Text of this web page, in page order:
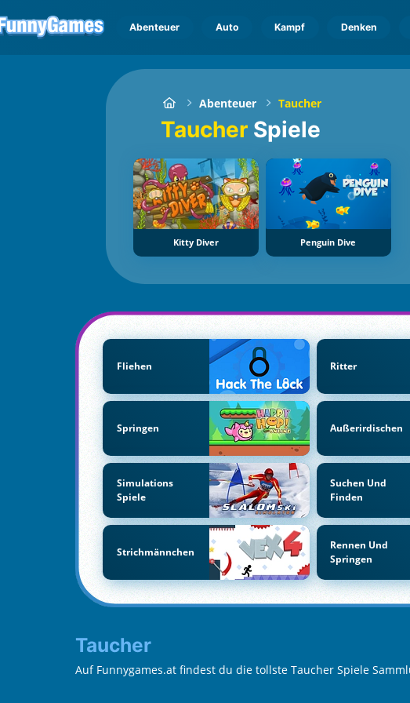
Abenteuer Auto Kampf Denken
Abenteuer Taucher
Taucher Spiele
Kitty Diver Penguin Dive
Fliehen Ritter
Springen Außerirdischen
Simulations
Spiele
Suchen Und
Finden
Strichmännchen
Rennen Und
Springen
Taucher
Auf Funnygames.at findest du die tollste Taucher Spiele